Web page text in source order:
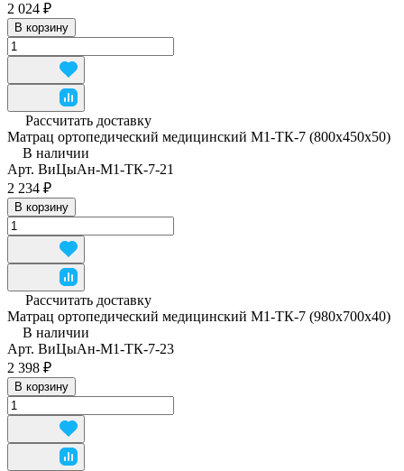
2 024 ₽
В корзину
Рассчитать доставку
Матрац ортопедический медицинский М1-ТК-7 (800x450x50)
В наличии
Арт. ВиЦыАн-М1-ТК-7-21
2 234 ₽
В корзину
Рассчитать доставку
Матрац ортопедический медицинский М1-ТК-7 (980x700x40)
В наличии
Арт. ВиЦыАн-М1-ТК-7-23
2 398 ₽
В корзину